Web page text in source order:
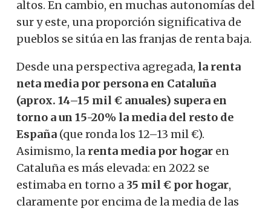
altos. En cambio, en muchas autonomías del
sur y este, una proporción significativa de
pueblos se sitúa en las franjas de renta baja.
Desde una perspectiva agregada, la renta
neta media por persona en Cataluña
(aprox. 14–15 mil € anuales) supera en
torno a un 15-20% la media del resto de
España (que ronda los 12–13 mil €).
Asimismo, la renta media por hogar en
Cataluña es más elevada: en 2022 se
estimaba en torno a 35 mil € por hogar,
claramente por encima de la media de las